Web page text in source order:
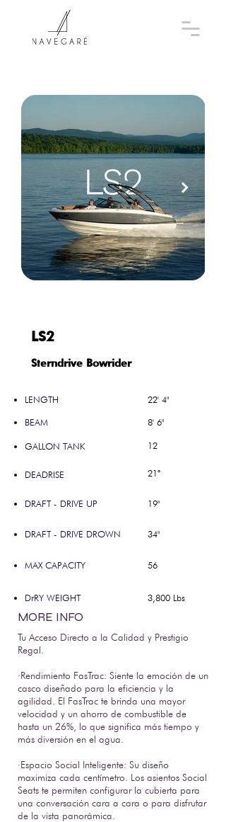
LS2
Sterndrive Bowrider
LENGTH
BEAM
GALLON TANK
DEADRISE
DRAFT - DRIVE UP
DRAFT - DRIVE DROWN
MAX CAPACITY
DrRY WEIGHT
22' 4"
8' 6"
12
21°
19"
34"
56
3,800 Lbs
MORE INFO
Tu Acceso Directo a la Calidad y Prestigio
Regal.
·Rendimiento FasTrac: Siente la emoción de un
casco diseñado para la eficiencia y la
agilidad. El FasTrac te brinda una mayor
velocidad y un ahorro de combustible de
hasta un 26%, lo que significa más tiempo y
más diversión en el agua.
·Espacio Social Inteligente: Su diseño
maximiza cada centímetro. Los asientos Social
Seats te permiten configurar la cubierta para
una conversación cara a cara o para disfrutar
de la vista panorámica.